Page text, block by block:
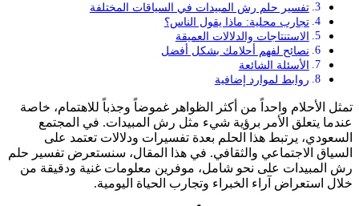
تفسير حلم رش المبيدات في السياقات المختلفة
تجارب محلية: ماذا يقول الناس؟
الاستنتاجات والدلالات العميقة
نصائح لفهم أحلامك بشكل أفضل
الأسئلة الشائعة
روابط لموارد إضافية
تمثل الأحلام واحداً من أكثر الظواهر غموضاً وجذباً للاهتمام، خاصة
عندما يتعلق الأمر برؤية شيء مثل رش المبيدات. في المجتمع
السعودي، يرتبط هذا الحلم بعدة تفسيرات ودلالات تعتمد على
السياق الاجتماعي والثقافي. في هذا المقال، سنستعرض تفسير حلم
رش المبيدات على نحو شامل، موفرين معلومات غنية ودقيقة من
خلال استعراض آراء الخبراء وتجارب الحياة اليومية.